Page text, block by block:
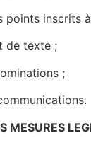
points inscrits
de texte ;
;
MESURES